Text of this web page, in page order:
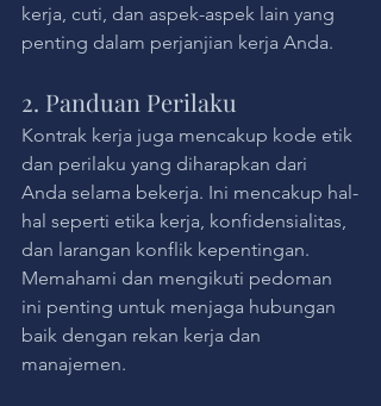
kerja, cuti, dan aspek-aspek lain yang
penting dalam perjanjian kerja Anda.
2. Panduan Perilaku
Kontrak kerja juga mencakup kode etik
dan perilaku yang diharapkan dari
Anda selama bekerja. Ini mencakup hal-
hal seperti etika kerja, konfidensialitas,
dan larangan konflik kepentingan.
Memahami dan mengikuti pedoman
ini penting untuk menjaga hubungan
baik dengan rekan kerja dan
manajemen.